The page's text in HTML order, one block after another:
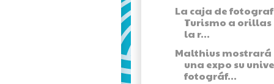
La caja de
Turismo a orillas
la r...
Malthius mostrará
una expo su
fotográf...